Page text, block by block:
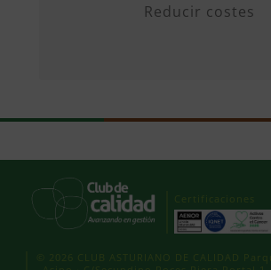
Reducir costes
Certificaciones
© 2026 CLUB ASTURIANO DE CALIDAD